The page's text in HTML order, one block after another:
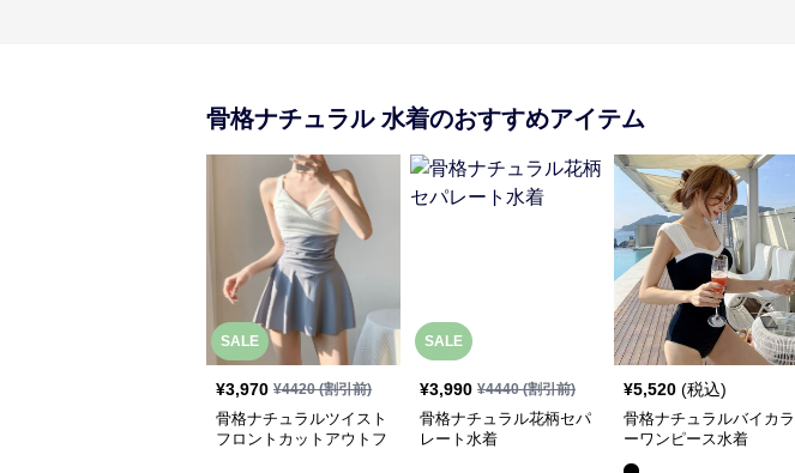
骨格ナチュラル 水着のおすすめアイテム
SALE
¥3,970 ¥4420(割引前)
骨格ナチュラルツイスト
フロントカットアウトフ
SALE
¥3,990 ¥4440(割引前)
骨格ナチュラル花柄セパ
レート水着
¥5,520 (税込)
骨格ナチュラルバイカラ
ーワンピース水着